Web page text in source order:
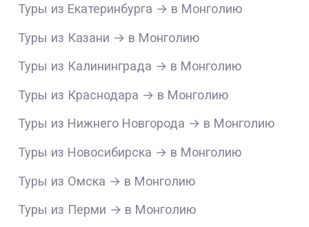
Туры из Екатеринбурга → в Монголию
Туры из Казани → в Монголию
Туры из Калининграда → в Монголию
Туры из Краснодара → в Монголию
Туры из Нижнего Новгорода → в Монголию
Туры из Новосибирска → в Монголию
Туры из Омска → в Монголию
Туры из Перми → в Монголию